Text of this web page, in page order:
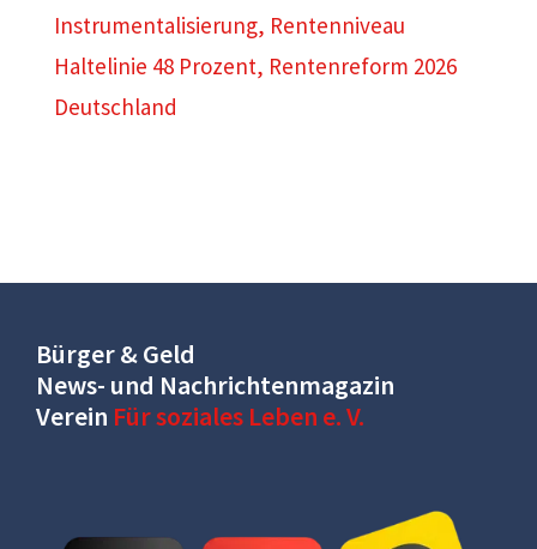
Instrumentalisierung, Rentenniveau
Haltelinie 48 Prozent, Rentenreform 2026
Deutschland
Bürger & Geld
News- und Nachrichtenmagazin
Verein Für soziales Leben e. V.